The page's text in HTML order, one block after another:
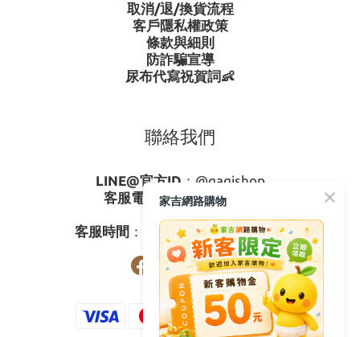
取消/退/換貨流程
客戶隱私權政策
條款與細則
防詐騙宣導
尿布代寫祝賀詞👶
聯絡我們
LINE@官方ID ： @gagishop
客服電話 ：0800-273795
客服時間 ：週一至週五08:30-17:30
家吉網路購物